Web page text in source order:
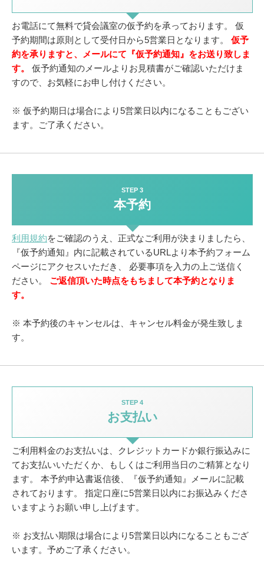
お電話にて無料で貸会議室の仮予約を承っております。
仮
予約期間は原則として受付日から5営業日となります。
仮予
約を承りますと、メールにて『仮予約通知』をお送り致しま
す。
仮予約通知のメールよりお見積書がご確認いただけま
すので、お気軽にお申し付けください。
※ 仮予約期日は場合により5営業日以内になることもござい
ます。ご了承ください。
STEP 3
本予約
利用規約をご確認のうえ、正式なご利用が決まりましたら、
『仮予約通知』内に記載されているURLより本予約フォーム
ページにアクセスいただき、
必要事項を入力の上ご送信く
ださい。
ご返信頂いた時点をもちまして本予約となりま
す。
※ 本予約後のキャンセルは、キャンセル料金が発生致しま
す。
STEP 4
お支払い
ご利用料金のお支払いは、クレジットカードか銀行振込みに
てお支払いいただくか、
もしくはご利用当日のご精算となり
ます。
本予約申込書返信後、『仮予約通知』メールに記載
されております。
指定口座に5営業日以内にお振込みくださ
いますようお願い申し上げます。
※ お支払い期限は場合により5営業日以内になることもござ
います。予めご了承ください。